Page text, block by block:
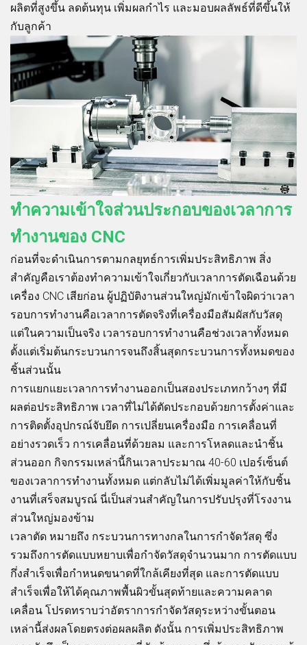
ผลิตที่สูงขึ้น ลดต้นทุน เพิ่มผลกำไร และมอบผลลัพธ์ที่ดีขึ้นให้
กับลูกค้า
ทำความเข้าใจส่วนประกอบของเวลาการ
ทำงานของ CNC
ก่อนที่จะดำเนินการตามกลยุทธ์การเพิ่มประสิทธิภาพ สิ่ง
สำคัญคือเราต้องทำความเข้าใจเกี่ยวกับเวลาการตัดเฉือนด้วย
เครื่อง CNC เสียก่อน ผู้ปฏิบัติงานส่วนใหญ่มักเข้าใจผิดว่าเวลา
รอบการทำงานคือเวลาการตัดจริงที่เครื่องมือสัมผัสกับวัสดุ
แต่ในความเป็นจริง เวลารอบการทำงานคือช่วงเวลาทั้งหมด
ตั้งแต่เริ่มต้นกระบวนการจนถึงสิ้นสุดกระบวนการทั้งหมดของ
ชิ้นส่วนนั้น
การแยกแยะเวลาการทำงานออกเป็นสองประเภทกว้างๆ ที่มี
ผลต่อประสิทธิภาพ เวลาที่ไม่ได้ตัดประกอบด้วยการตั้งค่าและ
การติดตั้งอุปกรณ์จับยึด การเปลี่ยนเครื่องมือ การเคลื่อนที่
อย่างรวดเร็ว การเคลื่อนที่ด้วยลม และการโหลดและนำชิ้น
ส่วนออก กิจกรรมเหล่านี้กินเวลาประมาณ 40-60 เปอร์เซ็นต์
ของเวลาการทำงานทั้งหมด แต่กลับไม่ได้เพิ่มมูลค่าให้กับชิ้น
งานที่เสร็จสมบูรณ์ นี่เป็นส่วนสำคัญในการปรับปรุงที่โรงงาน
ส่วนใหญ่มองข้าม
เวลาตัด หมายถึง กระบวนการทางกลในการกำจัดวัสดุ ซึ่ง
รวมถึงการตัดแบบหยาบเพื่อกำจัดวัสดุจำนวนมาก การตัดแบบ
กึ่งสำเร็จเพื่อกำหนดขนาดที่ใกล้เคียงที่สุด และการตัดแบบ
สำเร็จเพื่อให้ได้คุณภาพพื้นผิวขั้นสุดท้ายและความคลาด
เคลื่อน โปรดทราบว่าอัตราการกำจัดวัสดุระหว่างขั้นตอน
เหล่านี้ส่งผลโดยตรงต่อผลผลิต ดังนั้น การเพิ่มประสิทธิภาพ